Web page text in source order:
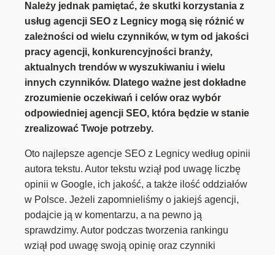
Należy jednak pamiętać, że skutki korzystania z
usług agencji SEO z Legnicy mogą się różnić w
zależności od wielu czynników, w tym od jakości
pracy agencji, konkurencyjności branży,
aktualnych trendów w wyszukiwaniu i wielu
innych czynników. Dlatego ważne jest dokładne
zrozumienie oczekiwań i celów oraz wybór
odpowiedniej agencji SEO, która będzie w stanie
zrealizować Twoje potrzeby.
Oto najlepsze agencje SEO z Legnicy według opinii
autora tekstu. Autor tekstu wziął pod uwagę liczbę
opinii w Google, ich jakość, a także ilość oddziałów
w Polsce. Jeżeli zapomnieliśmy o jakiejś agencji,
podajcie ją w komentarzu, a na pewno ją
sprawdzimy. Autor podczas tworzenia rankingu
wziął pod uwagę swoją opinię oraz czynniki